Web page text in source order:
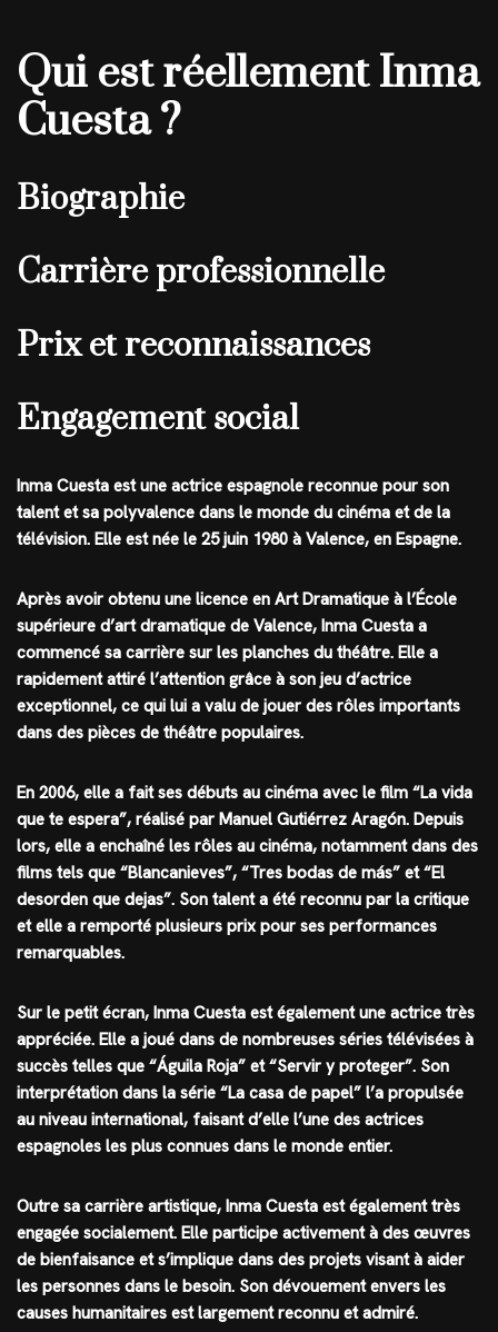
Qui est réellement Inma
Cuesta ?
Biographie
Carrière professionnelle
Prix et reconnaissances
Engagement social
Inma Cuesta est une actrice espagnole reconnue pour son
talent et sa polyvalence dans le monde du cinéma et de la
télévision. Elle est née le 25 juin 1980 à Valence, en Espagne.
Après avoir obtenu une licence en Art Dramatique à l’École
supérieure d’art dramatique de Valence, Inma Cuesta a
commencé sa carrière sur les planches du théâtre. Elle a
rapidement attiré l’attention grâce à son jeu d’actrice
exceptionnel, ce qui lui a valu de jouer des rôles importants
dans des pièces de théâtre populaires.
En 2006, elle a fait ses débuts au cinéma avec le film “La vida
que te espera”, réalisé par Manuel Gutiérrez Aragón. Depuis
lors, elle a enchaîné les rôles au cinéma, notamment dans des
films tels que “Blancanieves”, “Tres bodas de más” et “El
desorden que dejas”. Son talent a été reconnu par la critique
et elle a remporté plusieurs prix pour ses performances
remarquables.
Sur le petit écran, Inma Cuesta est également une actrice très
appréciée. Elle a joué dans de nombreuses séries télévisées à
succès telles que “Águila Roja” et “Servir y proteger”. Son
interprétation dans la série “La casa de papel” l’a propulsée
au niveau international, faisant d’elle l’une des actrices
espagnoles les plus connues dans le monde entier.
Outre sa carrière artistique, Inma Cuesta est également très
engagée socialement. Elle participe activement à des œuvres
de bienfaisance et s’implique dans des projets visant à aider
les personnes dans le besoin. Son dévouement envers les
causes humanitaires est largement reconnu et admiré.